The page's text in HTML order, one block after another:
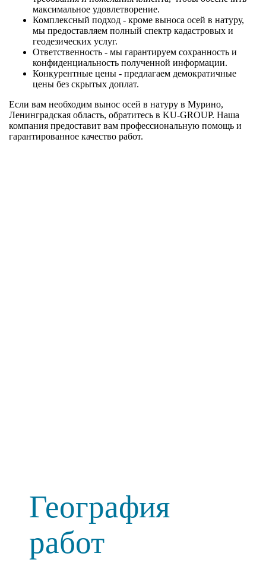
максимальное удовлетворение.
Комплексный подход - кроме выноса осей в натуру,
мы предоставляем полный спектр кадастровых и
геодезических услуг.
Ответственность - мы гарантируем сохранность и
конфиденциальность полученной информации.
Конкурентные цены - предлагаем демократичные
цены без скрытых доплат.
Если вам необходим вынос осей в натуру в Мурино,
Ленинградская область, обратитесь в KU-GROUP. Наша
компания предоставит вам профессиональную помощь и
гарантированное качество работ.
География
работ